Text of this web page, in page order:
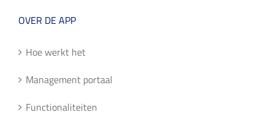
OVER DE APP
Hoe werkt het
Management portaal
Functionaliteiten